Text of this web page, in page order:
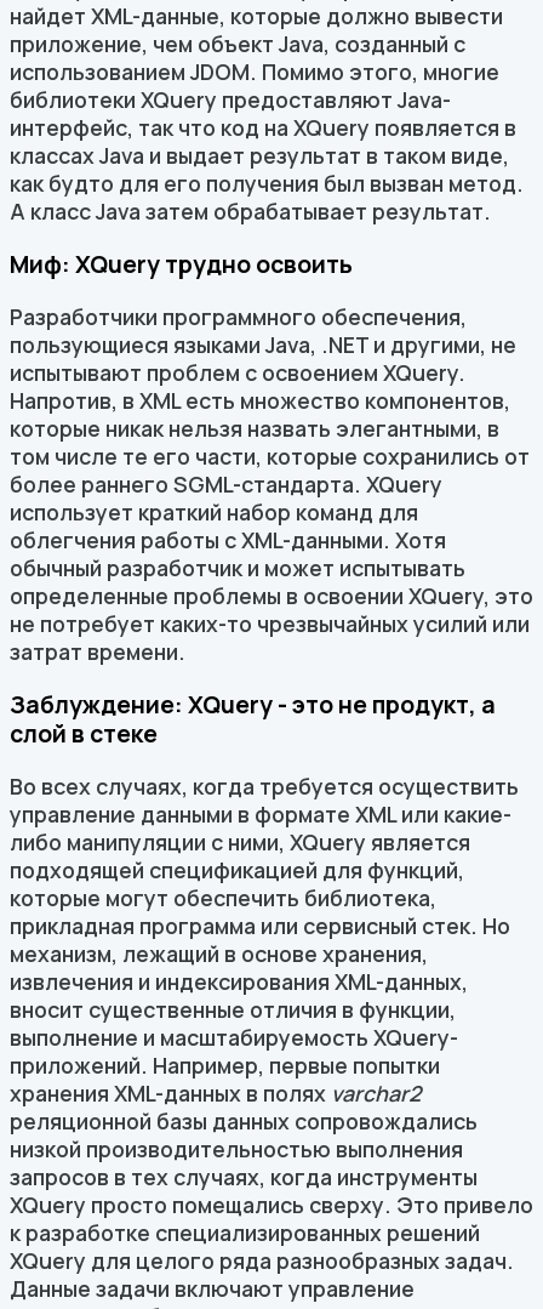
найдет XML-данные, которые должно вывести
приложение, чем объект Java, созданный с
использованием JDOM. Помимо этого, многие
библиотеки XQuery предоставляют Java-
интерфейс, так что код на XQuery появляется в
классах Java и выдает результат в таком виде,
как будто для его получения был вызван метод.
А класс Java затем обрабатывает результат.
Миф: XQuery трудно освоить
Разработчики программного обеспечения,
пользующиеся языками Java, .NET и другими, не
испытывают проблем с освоением XQuery.
Напротив, в XML есть множество компонентов,
которые никак нельзя назвать элегантными, в
том числе те его части, которые сохранились от
более раннего SGML-стандарта. XQuery
использует краткий набор команд для
облегчения работы с XML-данными. Хотя
обычный разработчик и может испытывать
определенные проблемы в освоении XQuery, это
не потребует каких-то чрезвычайных усилий или
затрат времени.
Заблуждение: XQuery - это не продукт, а
слой в стеке
Во всех случаях, когда требуется осуществить
управление данными в формате XML или какие-
либо манипуляции с ними, XQuery является
подходящей спецификацией для функций,
которые могут обеспечить библиотека,
прикладная программа или сервисный стек. Но
механизм, лежащий в основе хранения,
извлечения и индексирования XML-данных,
вносит существенные отличия в функции,
выполнение и масштабируемость XQuery-
приложений. Например, первые попытки
хранения XML-данных в полях varchar2
реляционной базы данных сопровождались
низкой производительностью выполнения
запросов в тех случаях, когда инструменты
XQuery просто помещались сверху. Это привело
к разработке специализированных решений
XQuery для целого ряда разнообразных задач.
Данные задачи включают управление